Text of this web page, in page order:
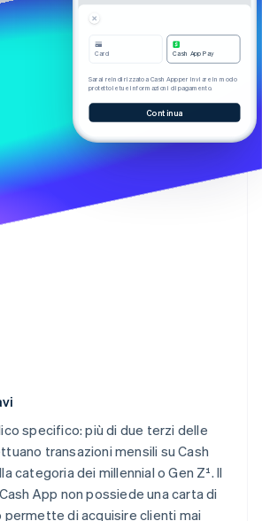
frodi
Stripe App Marketplace
Card Cash App Pay
Sarai reindirizzato a Cash App per inviare in modo
protetto le tue informazioni di pagamento.
Continua
specifico: più di due terzi delle
transazioni mensili su Cash
categoria dei millennial o Gen Z¹. Il
App non possiede una carta di
di acquisire clienti mai